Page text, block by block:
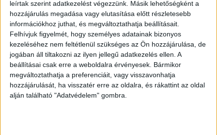
leírtak szerint adatkezelést végezzünk. Másik lehetőségként a
hozzájárulás megadása vagy elutasítása előtt részletesebb
információkhoz juthat, és megváltoztathatja beállításait.
Felhívjuk figyelmét, hogy személyes adatainak bizonyos
kezeléséhez nem feltétlenül szükséges az Ön hozzájárulása, de
jogában áll tiltakozni az ilyen jellegű adatkezelés ellen. A
beállításai csak erre a weboldalra érvényesek. Bármikor
megváltoztathatja a preferenciáit, vagy visszavonhatja
hozzájárulását, ha visszatér erre az oldalra, és rákattint az oldal
alján található "Adatvédelem" gombra.
grémium, mert szeptemberben figyelemfelhívás nélkül
sugárzott reklámot, ami megtéveszthette a nézőket.
OLVASTA MÁR?